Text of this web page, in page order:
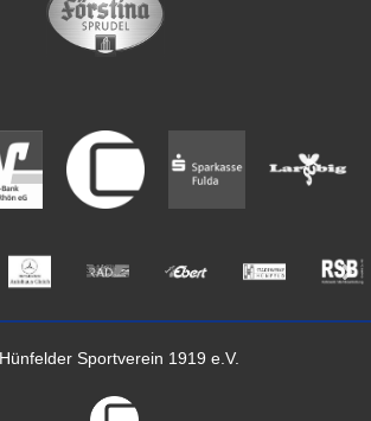
Hünfelder Sportverein 1919 e.V.